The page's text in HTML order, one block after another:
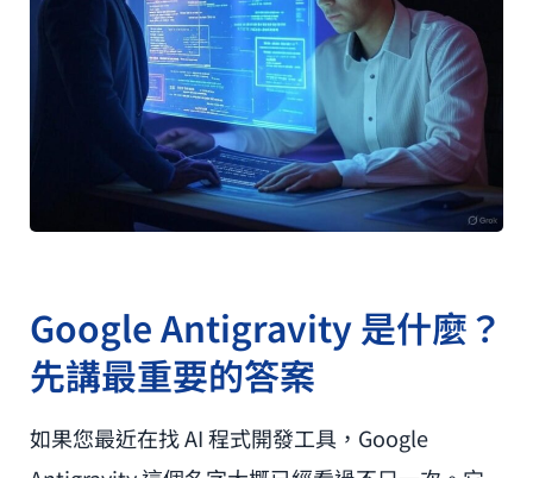
Google Antigravity 是什麼？
先講最重要的答案
如果您最近在找 AI 程式開發工具，Google